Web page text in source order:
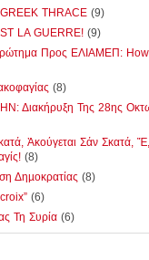
THRACE (9)
LA GUERRE! (9)
Προς ΕΛΙΑΜΕΠ: How
(8)
Διακήρυξη Της 28ης
Ἀκούγεται Σάν Σκατά, Ἔ,
(8)
Δηµοκρατίας (8)
(6)
Τη Συρία (6)